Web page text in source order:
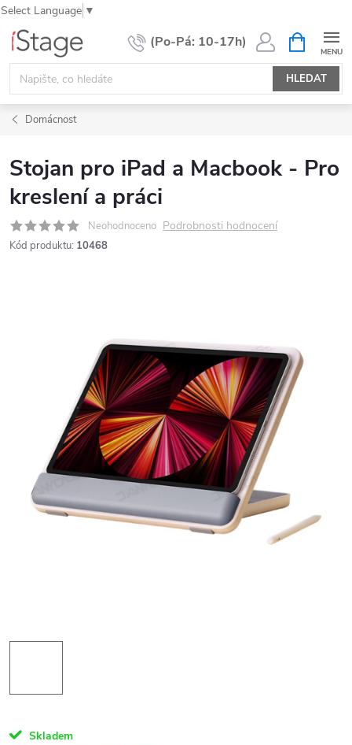
Select Language ▼
Přejít
obsah
HLEDAT
NÁKUPNÍ
KOŠÍK
Domácnost
Stojan pro iPad a Macbook - Pro
kreslení a práci
Neohodnoceno Podrobnosti hodnocení
Kód produktu: 10468
Skladem